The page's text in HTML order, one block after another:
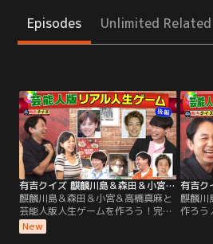
Episodes Unlimited
有吉クイズ 麒麟川島＆森田＆小宮＆高橋真麻と芸能人版人生ゲームを作ろう！完結編（2026/08/02放送分）
麒麟川島＆森田＆小宮＆高橋真麻と
芸能人版人生ゲームを作ろう！完結
編／有吉弘行も解答者＆謎の私生活
密着で禁断クイズも！ 解答者がプラ
New
麒麟川
作ろう
生活